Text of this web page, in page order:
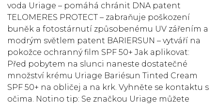
voda Uriage – pomáhá chránit DNA patent
TELOMERES PROTECT – zabraňuje poškození
buněk a fotostárnutí způsobenému UV zářením a
modrým světlem patent BARIERSUN – vytváří na
pokožce ochranný film SPF 50+ Jak aplikovat:
Před pobytem na slunci naneste dostatečné
množství krému Uriage Bariésun Tinted Cream
SPF 50+ na obličej a na krk. Vyhněte se kontaktu s
očima. Notino tip: Se značkou Uriage můžete